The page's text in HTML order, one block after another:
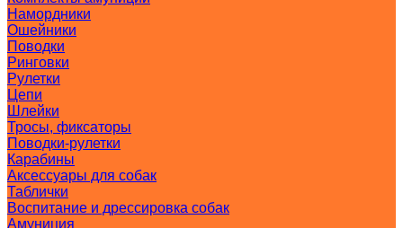
Намордники
Ошейники
Поводки
Ринговки
Рулетки
Цепи
Шлейки
Тросы, фиксаторы
Поводки-рулетки
Карабины
Аксессуары для собак
Таблички
Воспитание и дрессировка собак
Амуниция